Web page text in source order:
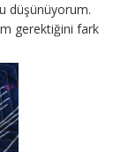
düşünüyorum.
gerektiğini fark